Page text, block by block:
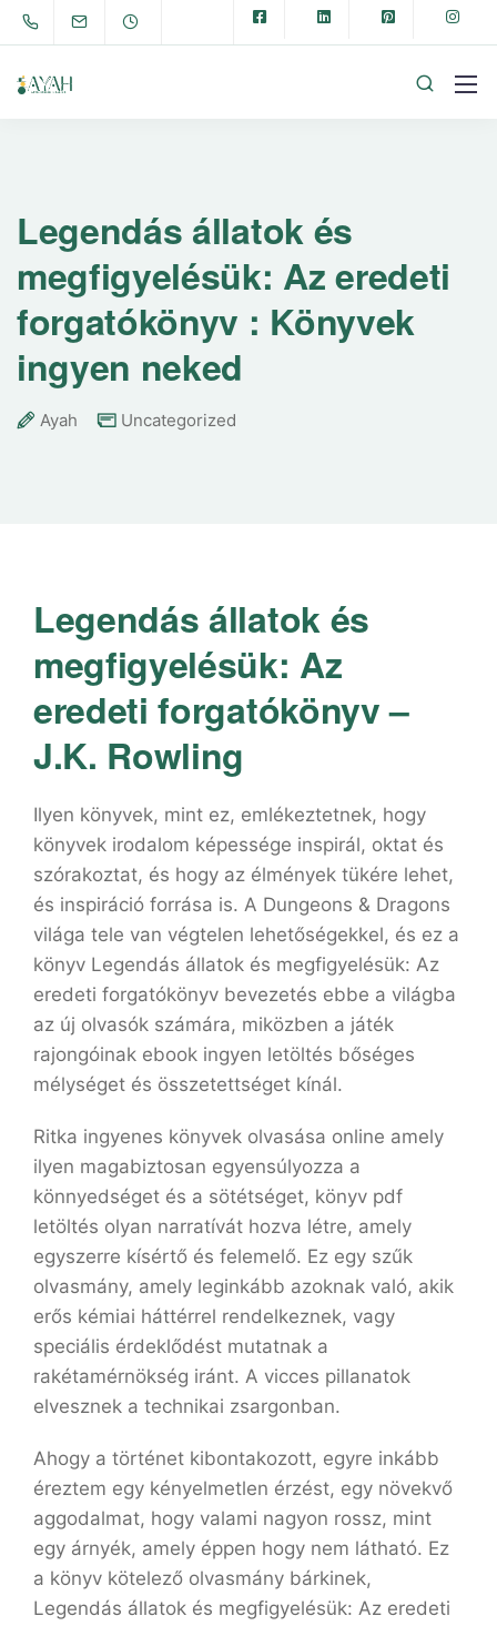
Legendás ​állatok és
megfigyelésük: Az eredeti
forgatókönyv : Könyvek
ingyen neked
Ayah Uncategorized
Legendás ​állatok és
megfigyelésük: Az
eredeti forgatókönyv –
J.K. Rowling
Ilyen könyvek, mint ez, emlékeztetnek, hogy
könyvek irodalom képessége inspirál, oktat és
szórakoztat, és hogy az élmények tükére lehet,
és inspiráció forrása is. A Dungeons & Dragons
világa tele van végtelen lehetőségekkel, és ez a
könyv Legendás ​állatok és megfigyelésük: Az
eredeti forgatókönyv bevezetés ebbe a világba
az új olvasók számára, miközben a játék
rajongóinak ebook ingyen letöltés bőséges
mélységet és összetettséget kínál.
Ritka ingyenes könyvek olvasása online amely
ilyen magabiztosan egyensúlyozza a
könnyedséget és a sötétséget, könyv pdf
letöltés olyan narratívát hozva létre, amely
egyszerre kísértő és felemelő. Ez egy szűk
olvasmány, amely leginkább azoknak való, akik
erős kémiai háttérrel rendelkeznek, vagy
speciális érdeklődést mutatnak a
rakétamérnökség iránt. A vicces pillanatok
elvesznek a technikai zsargonban.
Ahogy a történet kibontakozott, egyre inkább
éreztem egy kényelmetlen érzést, egy növekvő
aggodalmat, hogy valami nagyon rossz, mint
egy árnyék, amely éppen hogy nem látható. Ez
a könyv kötelező olvasmány bárkinek,
Legendás ​állatok és megfigyelésük: Az eredeti